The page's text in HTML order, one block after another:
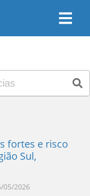
fortes e risco
Sul,
05/2026